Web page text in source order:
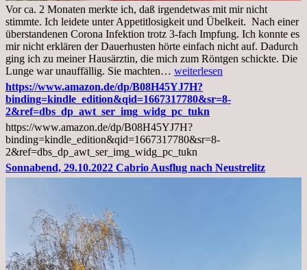
Vor ca. 2 Monaten merkte ich, daß irgendetwas mit mir nicht
stimmte. Ich leidete unter Appetitlosigkeit und Übelkeit. Nach einer
überstandenen Corona Infektion trotz 3-fach Impfung. Ich konnte es
mir nicht erklären der Dauerhusten hörte einfach nicht auf. Dadurch
ging ich zu meiner Hausärztin, die mich zum Röntgen schickte. Die
Lunge war unauffällig. Sie machten… Mittwoch,
02.11.2022,
Arztgespräch
und
Diagnose
Lebermetastasen
weiterlesen
https://www.amazon.de/dp/B08H45YJ7H?
binding=kindle_edition&qid=1667317780&sr=8-
2&ref=dbs_dp_awt_ser_img_widg_pc_tukn
https://www.amazon.de/dp/B08H45YJ7H?
binding=kindle_edition&qid=1667317780&sr=8-
2&ref=dbs_dp_awt_ser_img_widg_pc_tukn
Sonnabend, 29.10.2022 Cabrio Ausflug nach Neustrelitz